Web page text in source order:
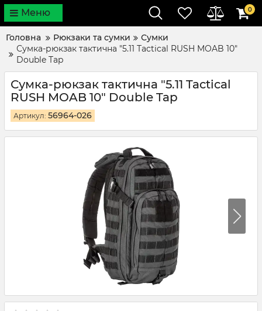
Меню 0
Головна Рюкзаки та сумки
Сумки
Сумка-рюкзак тактична "5.11 Tactical RUSH MOAB 10"
Double Tap
Сумка-рюкзак тактична "5.11 Tactical
RUSH MOAB 10" Double Tap
Артикул: 56964-026